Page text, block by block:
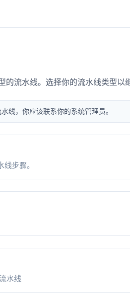
流水线。选择你的流水线类型以
线，你应该联系你的系统管理员。
步骤。
水线